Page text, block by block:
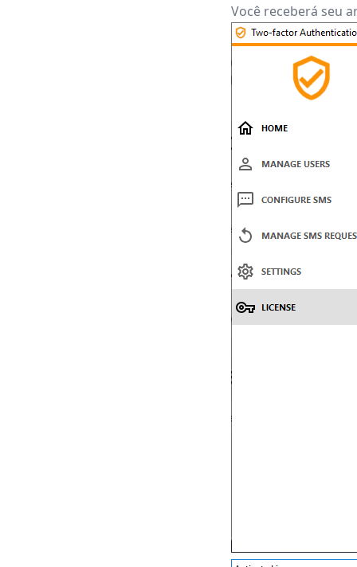
Você receberá seu